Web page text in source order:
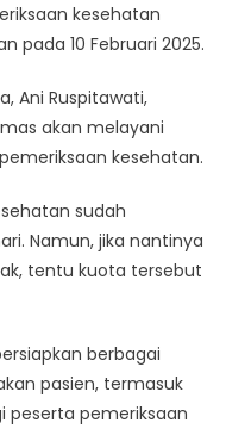
kesehatan
pada 10 Februari 2025.
Ani Ruspitawati,
akan melayani
kesehatan.
sudah
Namun, jika nantinya
tentu kuota tersebut
berbagai
pasien, termasuk
peserta pemeriksaan